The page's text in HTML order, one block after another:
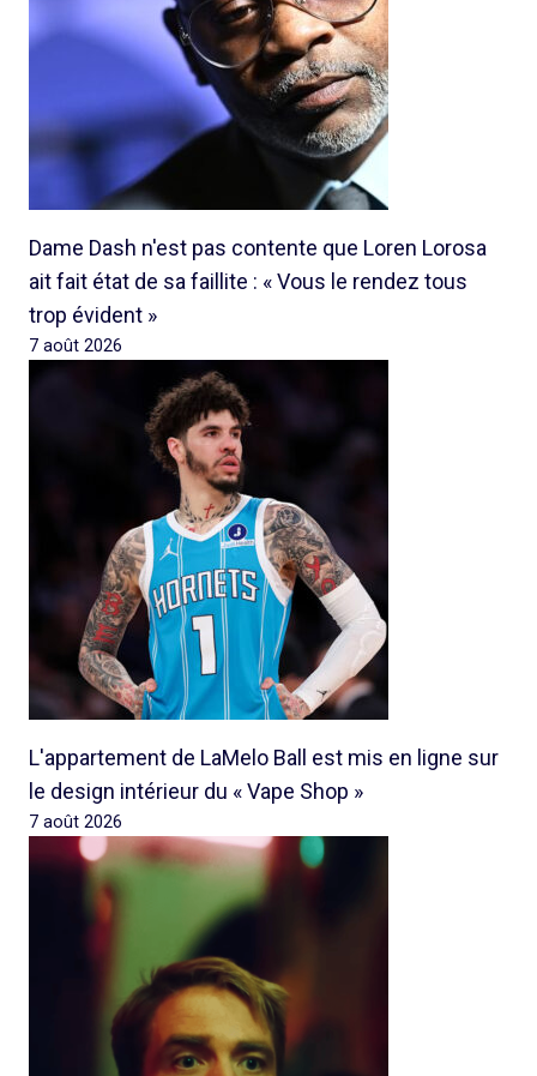
Dame Dash n'est pas contente que Loren Lorosa
ait fait état de sa faillite : « Vous le rendez tous
trop évident »
7 août 2026
L'appartement de LaMelo Ball est mis en ligne sur
le design intérieur du « Vape Shop »
7 août 2026